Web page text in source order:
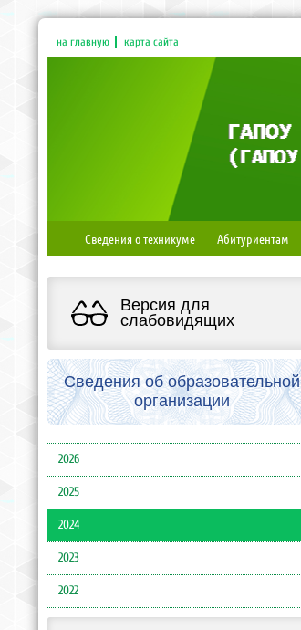
на главную карта сайта
Сведения о техникуме Абитуриентам
Версия для
слабовидящих
Сведения об образовательной
организации
2026
2025
2024
2023
2022